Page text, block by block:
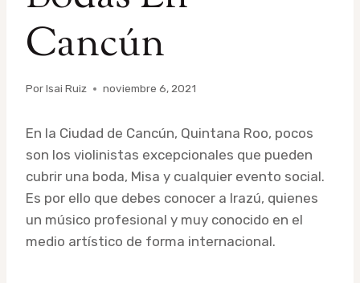
Cancún
PorIsai Ruiz noviembre 6, 2021
En la Ciudad de Cancún, Quintana Roo, pocos
son los violinistas excepcionales que pueden
cubrir una boda, Misa y cualquier evento social.
Es por ello que debes conocer a Irazú, quienes
un músico profesional y muy conocido en el
medio artístico de forma internacional.